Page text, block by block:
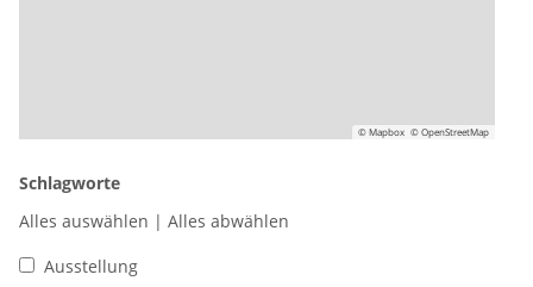
© Mapbox © OpenStreetMap
Schlagworte
Alles auswählen | Alles abwählen
Ausstellung